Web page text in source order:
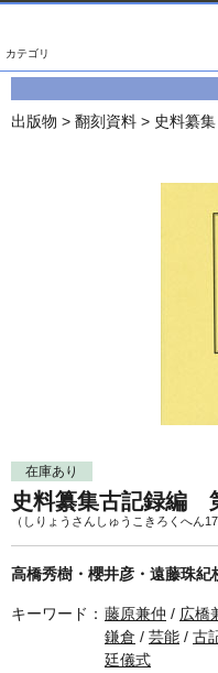
影印資料
単行本◆日本語史
Ｗｅｂ版
美本なし
書誌学・目録
古書目録
画像がある商品のみ検索
出版物 > 翻刻資料 > 史料纂
在庫あり
史料纂集古記録編
（しりょうさんしゅうこきろくへん
高橋秀樹・櫻井彦・遠藤珠紀
キーワード： 藤原兼仲 / 広橋
鎌倉 / 芸能 / 古
廷儀式